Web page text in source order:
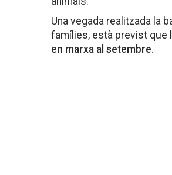
Una vegada realitzada la
famílies, està previst que
en marxa al setembre.